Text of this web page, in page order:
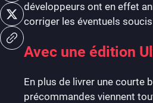
développeurs ont en effet
corriger les éventuels
Avec une édition
En plus de livrer une courte
précommandes viennent